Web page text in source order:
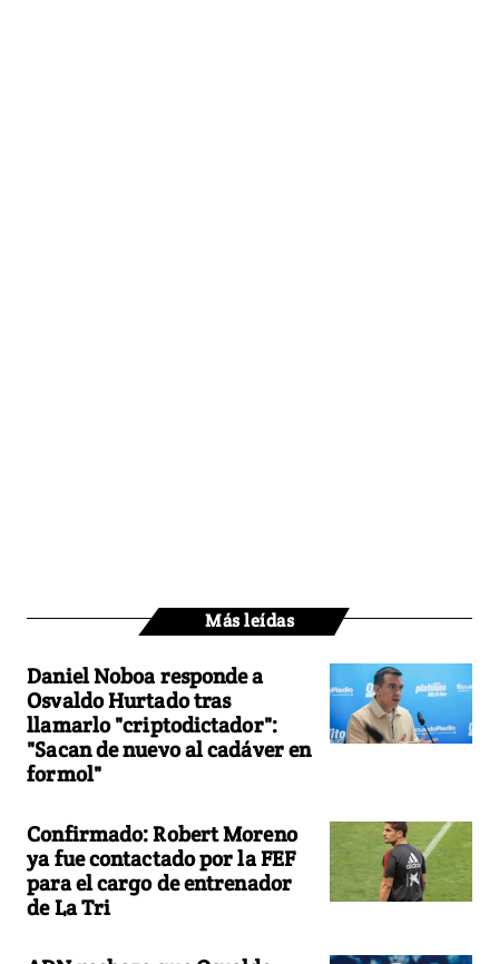
Más leídas
Daniel Noboa responde a
Osvaldo Hurtado tras
llamarlo "criptodictador":
"Sacan de nuevo al cadáver en
formol"
Confirmado: Robert Moreno
ya fue contactado por la FEF
para el cargo de entrenador
de La Tri